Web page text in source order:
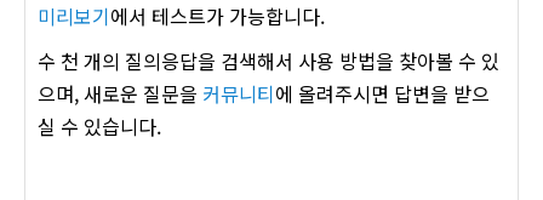
미리보기에서 테스트가 가능합니다.
수 천 개의 질의응답을 검색해서 사용 방법을 찾아볼 수 있
으며, 새로운 질문을 커뮤니티에 올려주시면 답변을 받으
실 수 있습니다.